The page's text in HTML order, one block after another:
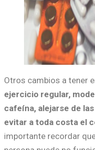
Otros cambios a tener
ejercicio regular,
cafeína, alejarse de
evitar a toda costa el
importante recordar